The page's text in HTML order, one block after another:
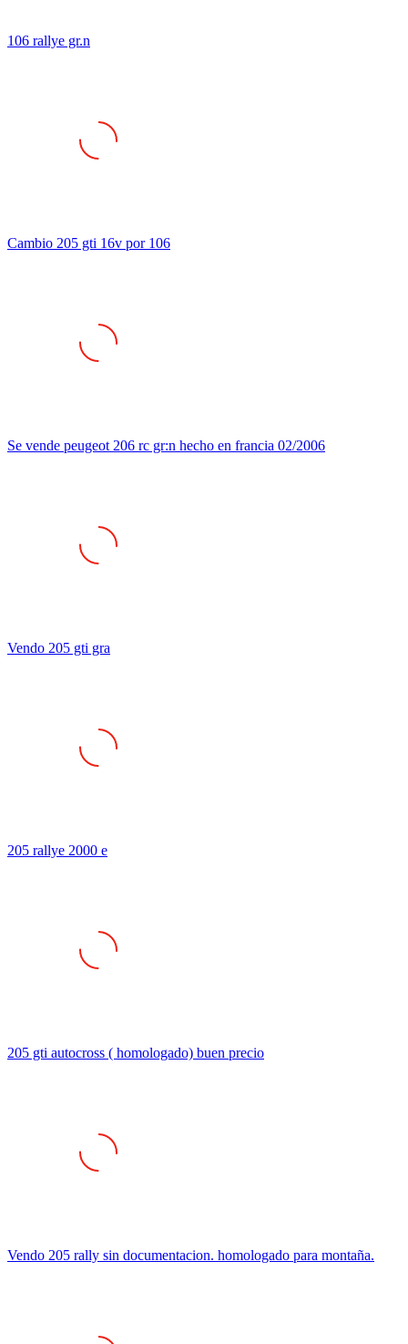
106 rallye gr.n
Cambio 205 gti 16v por 106
Se vende peugeot 206 rc gr:n hecho en francia 02/2006
Vendo 205 gti gra
205 rallye 2000 e
205 gti autocross ( homologado) buen precio
Vendo 205 rally sin documentacion. homologado para montaña.